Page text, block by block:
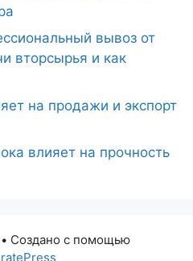
вывоз от
вторсырья и как
на продажи и экспорт
влияет на прочность
Создано с помощью